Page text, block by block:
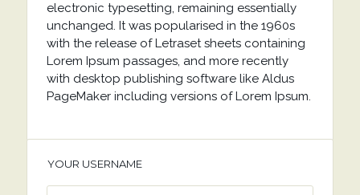
electronic typesetting, remaining essentially
unchanged. It was popularised in the 1960s
with the release of Letraset sheets containing
Lorem Ipsum passages, and more recently
with desktop publishing software like Aldus
PageMaker including versions of Lorem Ipsum.
YOUR USERNAME